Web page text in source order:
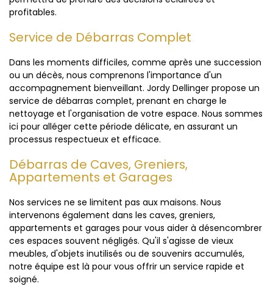
profitables.
Service de Débarras Complet
Dans les moments difficiles, comme après une succession
ou un décès, nous comprenons l'importance d'un
accompagnement bienveillant. Jordy Dellinger propose un
service de débarras complet, prenant en charge le
nettoyage et l'organisation de votre espace. Nous sommes
ici pour alléger cette période délicate, en assurant un
processus respectueux et efficace.
Débarras de Caves, Greniers,
Appartements et Garages
Nos services ne se limitent pas aux maisons. Nous
intervenons également dans les caves, greniers,
appartements et garages pour vous aider à désencombrer
ces espaces souvent négligés. Qu'il s'agisse de vieux
meubles, d'objets inutilisés ou de souvenirs accumulés,
notre équipe est là pour vous offrir un service rapide et
soigné.